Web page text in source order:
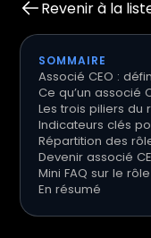
Revenir à la
SOMMAIRE
Associé CEO :
Ce qu’un associé
Les trois piliers du
Indicateurs clés
Répartition des
Devenir associé
Mini FAQ sur le
En résumé